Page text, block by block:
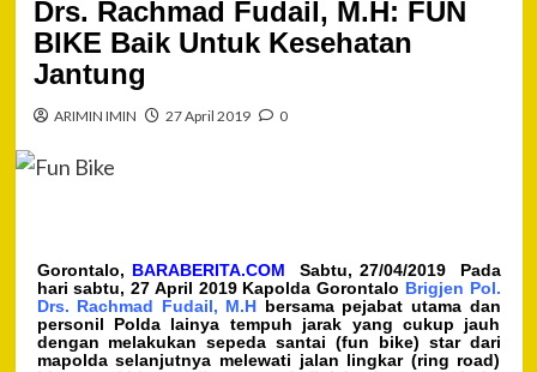
Drs. Rachmad Fudail, M.H: FUN
BIKE Baik Untuk Kesehatan
Jantung
ARIMIN IMIN 27 April 2019 0
Gorontalo, BARABERITA.COM
Sabtu, 27/04/2019 Pada
hari sabtu, 27 April 2019 Kapolda Gorontalo Brigjen Pol.
Drs. Rachmad Fudail, M.H bersama pejabat utama dan
personil Polda lainya tempuh jarak yang cukup jauh
dengan melakukan sepeda santai (fun bike) star dari
mapolda selanjutnya melewati jalan lingkar (ring road)